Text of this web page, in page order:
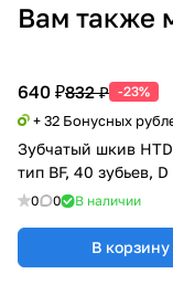
Вам также
640 ₽832 ₽ -23%
+ 32 Бонусных
Зубчатый шкив
тип BF, 40 зубьев,
0 0 В наличии
В корзину